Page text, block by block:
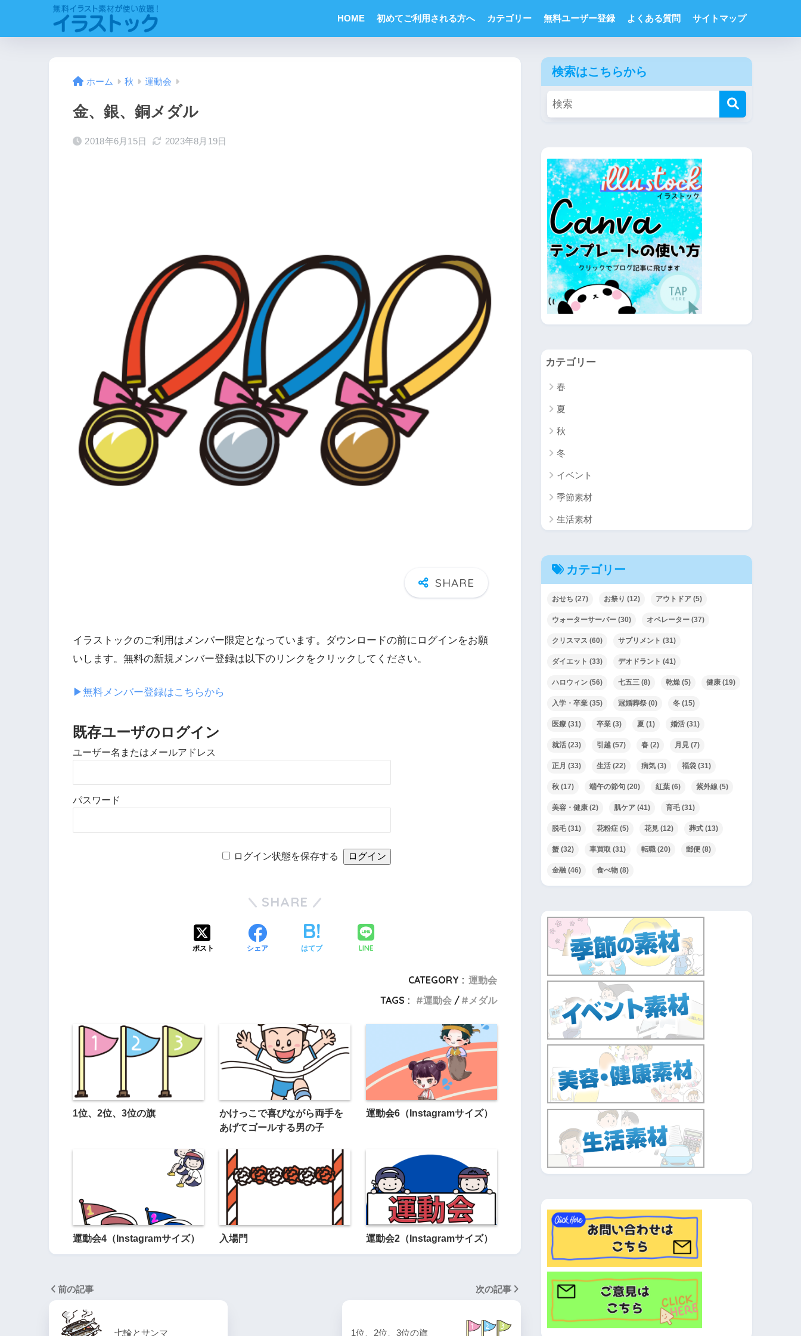
HOME 初めてご利用される方へ カテゴリー 無料ユーザー登録 よくある質問 サイトマップ
ホーム 秋 運動会
金、銀、銅メダル
2018年6月15日 2023年8月19日
イラストックのご利用はメンバー限定となっています。ダウンロードの前にログインをお願
いします。無料の新規メンバー登録は以下のリンクをクリックしてください。
▶︎無料メンバー登録はこちらから
既存ユーザのログイン
ユーザー名またはメールアドレス
パスワード
ログイン状態を保存する
SHARE
ポスト シェア はてブ LINE
CATEGORY : 運動会
TAGS :
運動会 メダル
1位、2位、3位の旗
かけっこで喜びながら両手を
あげてゴールする男の子
運動会6（Instagramサイズ）
運動会4（Instagramサイズ） 入場門 運動会2（Instagramサイズ）
前の記事
七輪とサンマ
次の記事
1位、2位、3位の旗
検索はこちらから
カテゴリー
春
夏
秋
冬
イベント
季節素材
生活素材
カテゴリー
おせち (27) お祭り (12) アウトドア (5)
ウォーターサーバー (30) オペレーター (37)
クリスマス (60) サプリメント (31)
ダイエット (33) デオドラント (41)
ハロウィン (56) 七五三 (8) 乾燥 (5) 健康 (19)
入学・卒業 (35) 冠婚葬祭 (0) 冬 (15)
医療 (31) 卒業 (3) 夏 (1) 婚活 (31)
就活 (23) 引越 (57) 春 (2) 月見 (7)
正月 (33) 生活 (22) 病気 (3) 福袋 (31)
秋 (17) 端午の節句 (20) 紅葉 (6) 紫外線 (5)
美容・健康 (2) 肌ケア (41) 育毛(31)
脱毛(31) 花粉症 (5) 花見 (12) 葬式 (13)
蟹 (32) 車買取 (31) 転職 (20) 郵便 (8)
金融 (46) 食べ物 (8)